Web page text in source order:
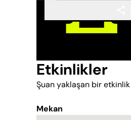
Etkinlikler
Şuan yaklaşan bir
Mekan